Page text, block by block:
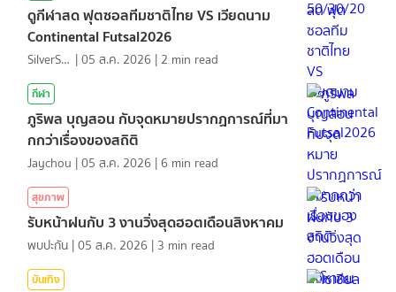
ดูกีฬาสด ฟุตซอลทีมชาติไทย VS เวียดนาม
Continental Futsal2026
SilverShark |05 ส.ค. 2026 | 2 min read
กีฬา
ภูริพล บุญสอน กับจุดหมายปรากฏการณ์ที่มา
กกว่าเรื่องของสถิติ
Jaychou |05 ส.ค. 2026 | 6 min read
สุขภาพ
รับหน้าฝนกับ 3 งานวิ่งสุดฮอตเดือนสิงหาคม
พบปะกัน |05 ส.ค. 2026 | 3 min read
บันเทิง